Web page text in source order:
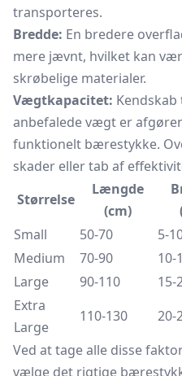
transporteres.
Bredde: En bredere
mere jævnt, hvilket kan
skrøbelige materialer.
Vægtkapacitet:
anbefalede vægt er
funktionelt bærestykke.
skader eller tab af
Størrelse
Længde
(cm)
Small
50-70 5-
Medium
70-90 10-
Large
90-110 15-
Extra
Large
110-130 20-
Ved at tage alle disse
vælge det rigtige